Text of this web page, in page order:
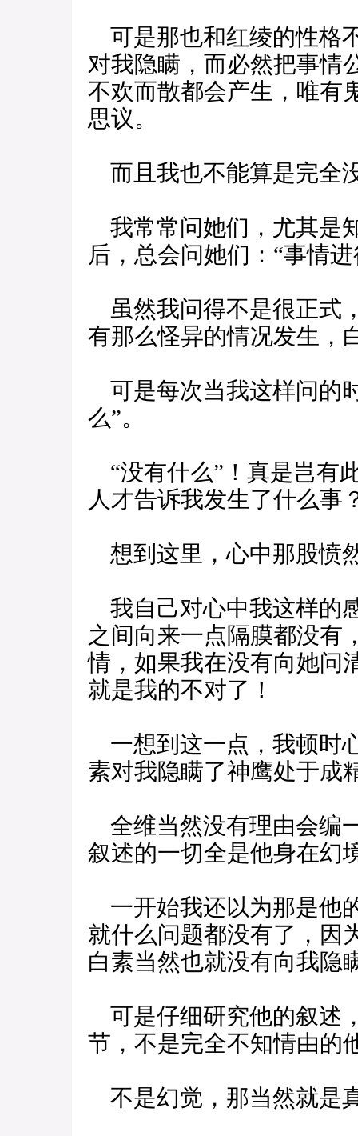
可是那也和红绫的性格
对我隐瞒，而必然把事情
不欢而散都会产生，唯有
思议。
而且我也不能算是完全
我常常问她们，尤其是
后，总会问她们：“事情
虽然我问得不是很正式
有那么怪异的情况发生，
可是每次当我这样问的
么”。
“没有什么”！真是岂有
人才告诉我发生了什么事
想到这里，心中那股愤
我自己对心中我这样的
之间向来一点隔膜都没有
情，如果我在没有向她问
就是我的不对了！
一想到这一点，我顿时
素对我隐瞒了神鹰处于成
全维当然没有理由会编
叙述的一切全是他身在幻
一开始我还以为那是他
就什么问题都没有了，因
白素当然也就没有向我隐
可是仔细研究他的叙述
节，不是完全不知情由的
不是幻觉，那当然就是